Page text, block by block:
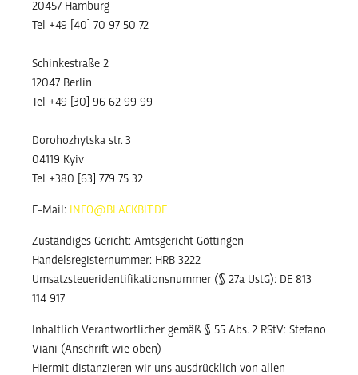
20457 Hamburg
Tel +49 [40] 70 97 50 72
Schinkestraße 2
12047 Berlin
Tel +49 [30] 96 62 99 99
Dorohozhytska str. 3
04119 Kyiv
Tel +380 [63] 779 75 32
E-Mail: INFO@BLACKBIT.DE
Zuständiges Gericht: Amtsgericht Göttingen
Handelsregisternummer: HRB 3222
Umsatzsteueridentifikationsnummer (§ 27a UstG): DE 813
114 917
Inhaltlich Verantwortlicher gemäß § 55 Abs. 2 RStV: Stefano
Viani (Anschrift wie oben)
Hiermit distanzieren wir uns ausdrücklich von allen